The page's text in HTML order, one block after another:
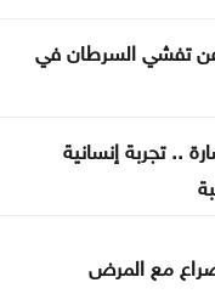
ستسجل باسم
محفورا في
تفشي السرطان في
.. تجربة إنسانية
مع المرض